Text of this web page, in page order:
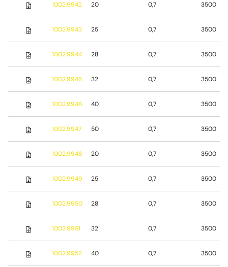
1002.9942 20 0,7 3500
1002.9943 25 0,7 3500
1002.9944 28 0,7 3500
1002.9945 32 0,7 3500
1002.9946 40 0,7 3500
1002.9947 50 0,7 3500
1002.9948 20 0,7 3500
1002.9949 25 0,7 3500
1002.9950 28 0,7 3500
1002.9951 32 0,7 3500
1002.9952 40 0,7 3500